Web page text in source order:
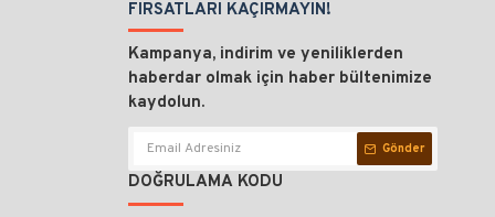
FIRSATLARI KAÇIRMAYIN!
Kampanya, indirim ve yeniliklerden
haberdar olmak için haber bültenimize
kaydolun.
Gönder
DOĞRULAMA KODU